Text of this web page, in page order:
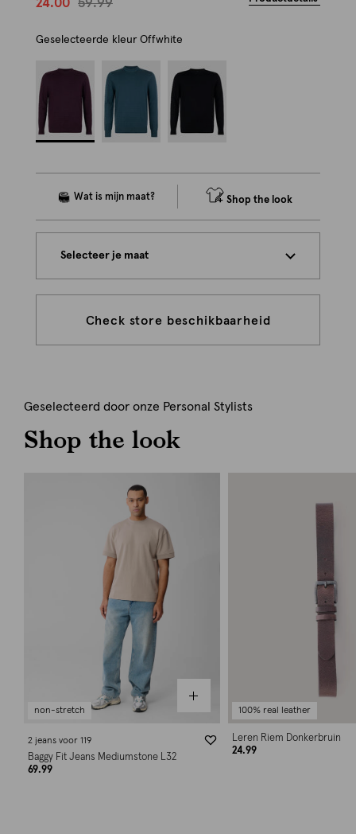
24.00 59.99
Geselecteerde kleur Offwhite
Shop the look
Selecteer je maat
Check store beschikbaarheid
Geselecteerd door onze Personal Stylists
Shop the look
non-stretch
2 jeans voor 119
Baggy Fit Jeans Mediumstone L32
69.99
100% real leather
Leren Riem Donkerbruin
24.99